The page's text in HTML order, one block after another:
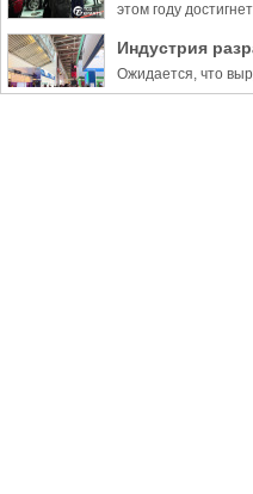
этом году
Индустрия
в Китае
Ожидается, что
проектирования